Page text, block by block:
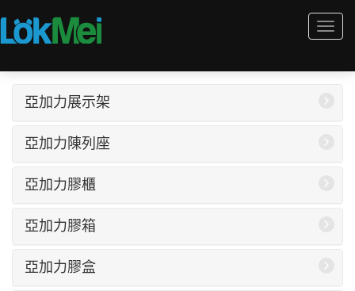
亞加力展示架
亞加力陳列座
亞加力膠櫃
亞加力膠箱
亞加力膠盒